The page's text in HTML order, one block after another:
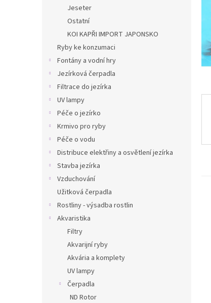
Jeseter
Ostatní
KOI KAPŘI IMPORT JAPONSKO
Ryby ke konzumaci
Fontány a vodní hry
Jezírková čerpadla
Filtrace do jezírka
UV lampy
Péče o jezírko
Krmivo pro ryby
Péče o vodu
Distribuce elektřiny a osvětlení jezírka
Stavba jezírka
Vzduchování
Užitková čerpadla
Rostliny - výsadba rostlin
Akvaristika
Filtry
Akvarijní ryby
Akvária a komplety
UV lampy
Čerpadla
ND Rotor